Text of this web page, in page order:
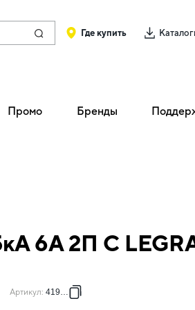
Где купить
Промо Бренды
6А 2П C
Артикул: 419694